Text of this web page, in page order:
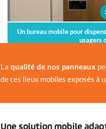
Un bureau mobile pour
usagers
Laqualité de nos panneaux
de ces lieux mobiles exposés à